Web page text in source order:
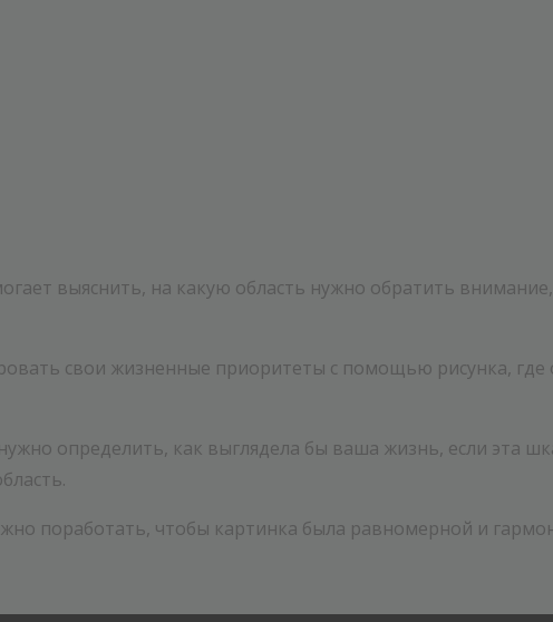
выяснить, на какую область нужно обратить
свои жизненные приоритеты с помощью рисунка,
определить, как выглядела бы ваша жизнь, если эта
поработать, чтобы картинка была равномерной и